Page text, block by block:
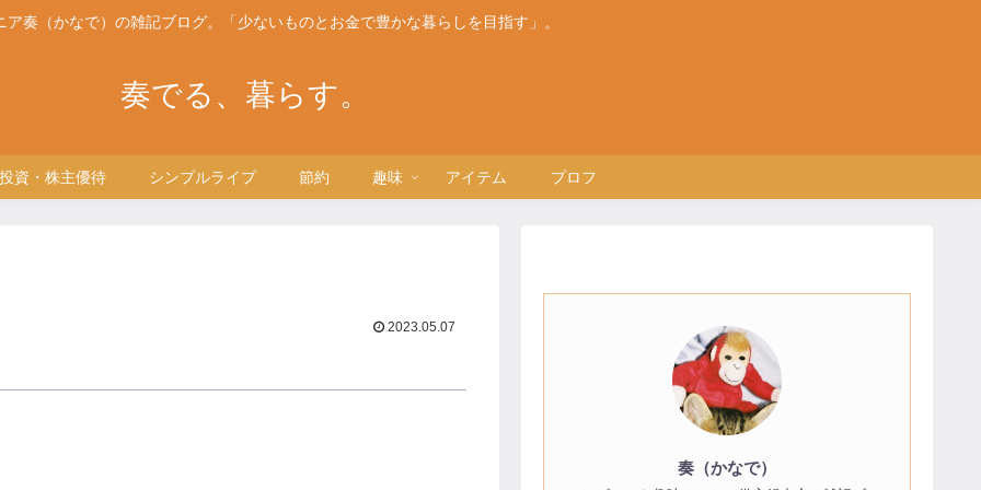
ア奏（かなで）の雑記ブログ。「少ないものとお金で豊かな暮らしを目指す」。
奏でる、暮らす。
資・株主優待 シンプルライプ 節約 趣味 アイテム プロフ
2023.05.07
奏（かなで）